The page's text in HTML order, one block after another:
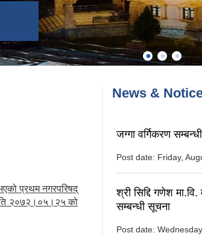
प्रथम नगरपरिषद्
२०७२।०५।२५ को
News &
जग्गा वर्गिकरण
Post date: Friday,
श्री सिद्दि गणेश
सम्बन्धी सूचना
Post date: